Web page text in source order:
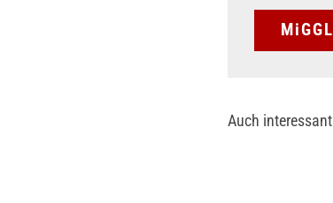
Auch interessant